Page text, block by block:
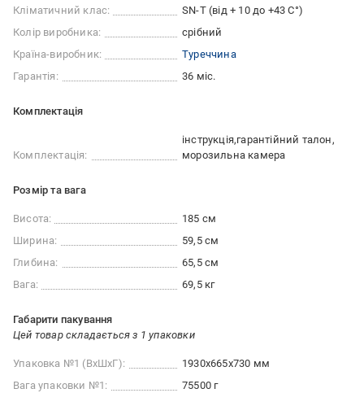
Кліматичний клас:
SN-T (від + 10 до +43 С°)
Колір виробника:
срібний
Країна-виробник:
Туреччина
Гарантія:
36 міс.
Комплектація
Комплектація:
інструкція гарантійний талон
морозильна камера
Розмір та вага
Висота:
185 см
Ширина:
59,5 см
Глибина:
65,5 см
Вага:
69,5 кг
Габарити пакування
Цей товар складається з 1 упаковки
Упаковка №1 (ВхШхГ):
1930x665x730 мм
Вага упаковки №1:
75500 г